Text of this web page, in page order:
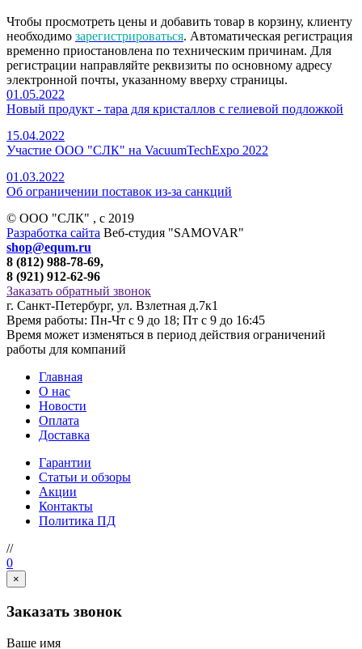
Чтобы просмотреть цены и добавить товар в корзину, клиенту
необходимо зарегистрироваться. Автоматическая регистрация
временно приостановлена по техническим причинам. Для
регистрации направляйте реквизиты по основному адресу
электронной почты, указанному вверху страницы.
01.05.2022
Новый продукт - тара для кристаллов с гелиевой подложкой
15.04.2022
Участие ООО "СЛК" на VacuumTechExpo 2022
01.03.2022
Об ограничении поставок из-за санкций
© ООО "СЛК" , c 2019
Разработка сайта Веб-студия "SAMOVAR"
shop@equm.ru
8 (812) 988-78-69,
8 (921) 912-62-96
Заказать обратный звонок
г. Санкт-Петербург, ул. Взлетная д.7к1
Время работы: Пн-Чт с 9 до 18; Пт с 9 до 16:45
Время может изменяться в период действия ограничений
работы для компаний
Главная
О нас
Новости
Оплата
Доставка
Гарантии
Статьи и обзоры
Акции
Контакты
Политика ПД
//
0
×
Заказать звонок
Ваше имя